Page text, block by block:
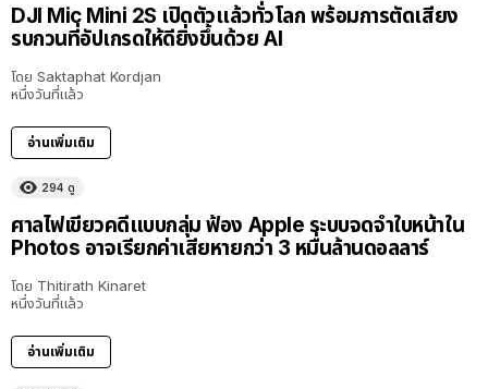
DJI Mic Mini 2S เปิดตัวแล้วทั่วโลก พร้อมการตัดเสียง
รบกวนที่อัปเกรดให้ดียิ่งขึ้นด้วย AI
โดย Saktaphat Kordjan
หนึ่งวันที่แล้ว
อ่านเพิ่มเติม
294 ดู
ศาลไฟเขียวคดีแบบกลุ่ม ฟ้อง Apple ระบบจดจำใบหน้าใน
Photos อาจเรียกค่าเสียหายกว่า 3 หมื่นล้านดอลลาร์
โดย Thitirath Kinaret
หนึ่งวันที่แล้ว
อ่านเพิ่มเติม